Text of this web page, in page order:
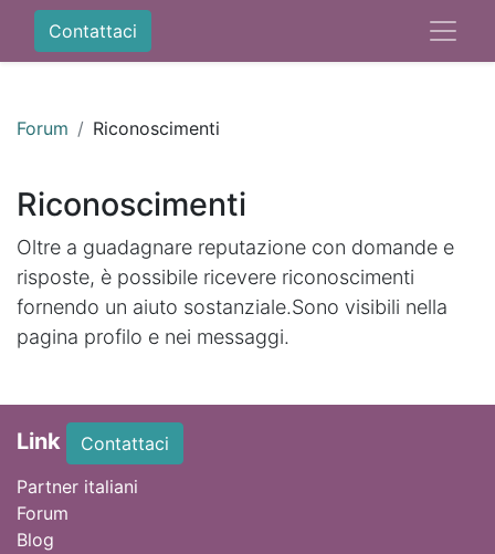
Contattaci
Forum Riconoscimenti
Riconoscimenti
Oltre a guadagnare reputazione con domande e
risposte, è possibile ricevere riconoscimenti
fornendo un aiuto sostanziale.Sono visibili nella
pagina profilo e nei messaggi.
Link
Contattaci
Partner italiani
Forum
Blog